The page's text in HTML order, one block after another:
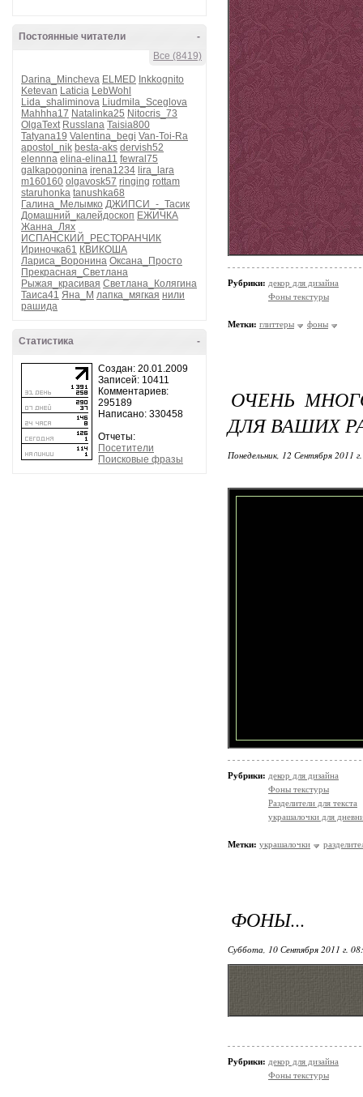
-
Постоянные читатели
Все (8419)
Darina_Mincheva ELMED Inkkognito
Ketevan Laticia LebWohl
Lida_shaliminova Liudmila_Sceglova
Mahhha17 Natalinka25 Nitocris_73
OlgaText Russlana Taisia800
Tatyana19 Valentina_begi Van-Toi-Ra
apostol_nik besta-aks dervish52
elennna elina-elina11 fewral75
galkapogonina irena1234 lira_lara
m160160 olgavosk57 ringing rottam
staruhonka tanushka68
Галина_Мелымко ДЖИПСИ_-_Тасик
Домашний_калейдоскоп ЕЖИЧКА
Жанна_Лях
ИСПАНСКИЙ_РЕСТОРАНЧИК
Ириночка61 КВИКОША
Лариса_Воронина Оксана_Просто
Прекрасная_Светлана
Рыжая_красивая Светлана_Колягина
Таиса41 Яна_М лапка_мягкая нили
рашида
-
Статистика
Создан: 20.01.2009
Записей: 10411
Комментариев:
295189
Написано: 330458
Отчеты:
Посетители
Поисковые фразы
Рубрики: декор для дизайна
Фоны текстуры
Метки: глиттеры фоны
ОЧЕНЬ
ДЛЯ ВАШИХ
Понедельник, 12 Сентября 2011
Рубрики: декор для дизайна
Фоны текстуры
Разделители для текста
украшалочки для
Метки: украшалочки
ФОНЫ...
Суббота, 10 Сентября 2011 г.
Рубрики: декор для дизайна
Фоны текстуры